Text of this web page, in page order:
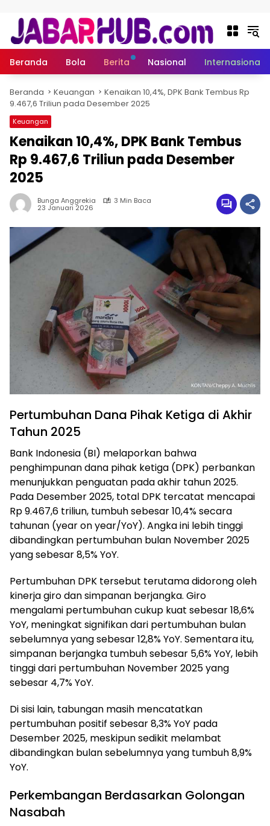
Beranda Bola Berita Nasional Internasional
Beranda Keuangan
Kenaikan 10,4%, DPK Bank Tembus Rp
9.467,6 Triliun pada Desember 2025
Keuangan
Kenaikan 10,4%, DPK Bank Tembus
Rp 9.467,6 Triliun pada Desember
2025
Bunga Anggrekia 3 Min Baca
23 Januari 2026
Pertumbuhan Dana Pihak Ketiga di Akhir
Tahun 2025
Bank Indonesia (BI) melaporkan bahwa
penghimpunan dana pihak ketiga (DPK) perbankan
menunjukkan penguatan pada akhir tahun 2025.
Pada Desember 2025, total DPK tercatat mencapai
Rp 9.467,6 triliun, tumbuh sebesar 10,4% secara
tahunan (year on year/YoY). Angka ini lebih tinggi
dibandingkan pertumbuhan bulan November 2025
yang sebesar 8,5% YoY.
Pertumbuhan DPK tersebut terutama didorong oleh
kinerja giro dan simpanan berjangka. Giro
mengalami pertumbuhan cukup kuat sebesar 18,6%
YoY, meningkat signifikan dari pertumbuhan bulan
sebelumnya yang sebesar 12,8% YoY. Sementara itu,
simpanan berjangka tumbuh sebesar 5,6% YoY, lebih
tinggi dari pertumbuhan November 2025 yang
sebesar 4,7% YoY.
Di sisi lain, tabungan masih mencatatkan
pertumbuhan positif sebesar 8,3% YoY pada
Desember 2025, meskipun sedikit melambat
dibandingkan bulan sebelumnya yang tumbuh 8,9%
YoY.
Perkembangan Berdasarkan Golongan
Nasabah